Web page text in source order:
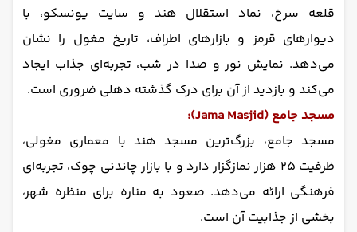
قلعه سرخ، نماد استقلال هند و سایت یونسکو، با
دیوارهای قرمز و بازارهای اطراف، تاریخ مغول را نشان
می‌دهد. نمایش نور و صدا در شب، تجربه‌ای جذاب ایجاد
می‌کند و بازدید از آن برای درک گذشته دهلی ضروری است.
مسجد جامع (Jama Masjid):
مسجد جامع، بزرگ‌ترین مسجد هند با معماری مغولی،
ظرفیت ۲۵ هزار نمازگزار دارد و با بازار چاندنی چوک، تجربه‌ای
فرهنگی ارائه می‌دهد. صعود به مناره برای منظره شهر،
بخشی از جذابیت آن است.